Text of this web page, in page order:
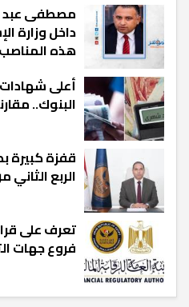
مصطفى عبد
داخل وزارة
هذه
أعلى شهادات
البنوك..
قفزة كبيرة
الربع الثاني من
تعرف على
فروع جهات